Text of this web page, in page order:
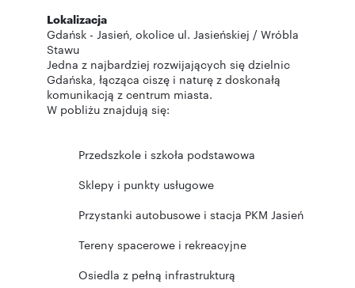
Lokalizacja
Gdańsk - Jasień, okolice ul. Jasieńskiej / Wróbla
Stawu
Jedna z najbardziej rozwijających się dzielnic
Gdańska, łącząca ciszę i naturę z doskonałą
komunikacją z centrum miasta.
W pobliżu znajdują się:
Przedszkole i szkoła podstawowa
Sklepy i punkty usługowe
Przystanki autobusowe i stacja PKM Jasień
Tereny spacerowe i rekreacyjne
Osiedla z pełną infrastrukturą